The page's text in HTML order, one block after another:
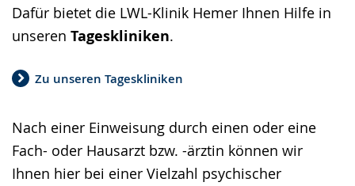
Dafür bietet die LWL-Klinik Hemer Ihnen Hilfe in
unseren Tageskliniken.
Zu unseren Tageskliniken
Nach einer Einweisung durch einen oder eine
Fach- oder Hausarzt bzw. -ärztin können wir
Ihnen hier bei einer Vielzahl psychischer